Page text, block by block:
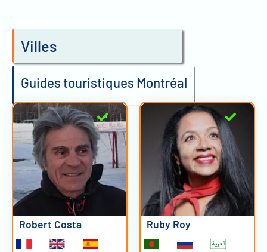
Villes
Guides touristiques Montréal
Robert Costa Ruby Roy